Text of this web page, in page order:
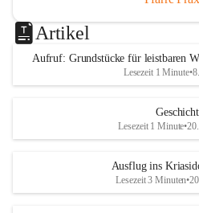
Artikel
Aufruf: Grundstücke für leistbaren
Lesezeit 1 Minute•
Lesezeit 1 Minute•
Ausflug ins
Lesezeit 3 Minuten•